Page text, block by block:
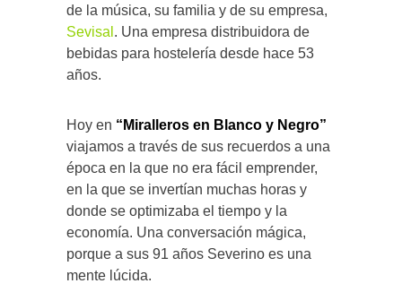
de la música, su familia y de su empresa,
Sevisal . Una empresa distribuidora de
bebidas para hostelería desde hace 53
años.
Hoy en “Miralleros en Blanco y Negro”
viajamos a través de sus recuerdos a una
época en la que no era fácil emprender,
en la que se invertían muchas horas y
donde se optimizaba el tiempo y la
economía. Una conversación mágica,
porque a sus 91 años Severino es una
mente lúcida.